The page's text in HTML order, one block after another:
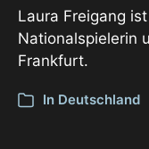
Laura Freigang
Nationalspielerin
Frankfurt.
In Deutschland